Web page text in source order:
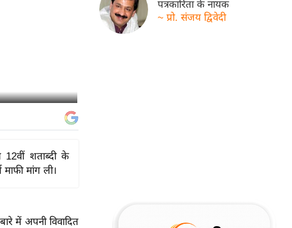
शताब्दी के
मांग ली।
में अपनी विवादित
पत्रकारिता के नायक
~ प्रो. संजय द्विवेदी